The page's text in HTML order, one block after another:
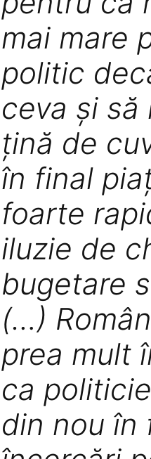
mai mare
politic
ceva şi să
ţină de
în final
foarte
iluzie de
bugetare
(…)
prea mult
ca
din nou în